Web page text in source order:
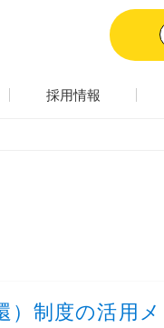
採用情報
）制度の活用メ